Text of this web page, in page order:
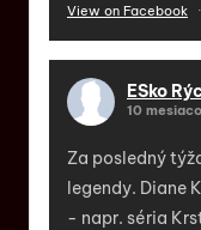
View on Facebook ·
ESko
10
Za posledný
legendy. Diane
- napr. séria